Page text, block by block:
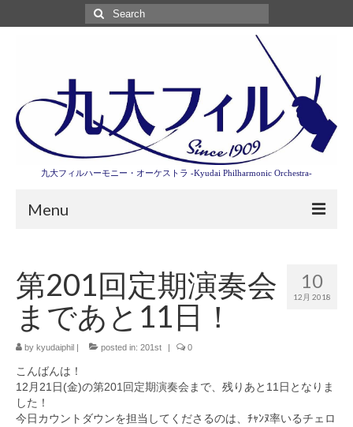
Search
for:
九大フィルハーモニー・オーケストラ -Kyudai Philharmonic Orchestra-
Menu
演奏会情報
卒業記念演奏会2027
九大フィルとは
九大フィルの歴史
ご寄付のお願い
10
12月 2018
第201回定期演奏会
まであと11日！
by kyudaiphil posted in: 201st 0
こんばんは！
12月21日(金)の第201回定期演奏会まで、残りあと11日となりま
した！
今日カウントダウンを担当してくださるのは、ﾁｬﾝﾇ率いるチェロ